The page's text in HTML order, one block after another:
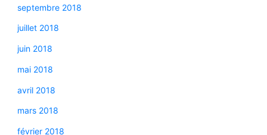
septembre 2018
juillet 2018
juin 2018
mai 2018
avril 2018
mars 2018
février 2018